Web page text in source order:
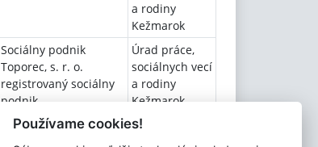
a rodiny
Kežmarok
Sociálny podnik
Toporec, s. r. o.
registrovaný sociálny
podnik
Úrad práce,
sociálnych vecí
a rodiny
Kežmarok
BENAB TRADE, spol. s
r.o.
Úrad práce,
sociálnych vecí
Používame cookies!